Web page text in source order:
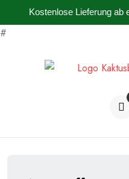
Kostenlose Lieferung ab
#